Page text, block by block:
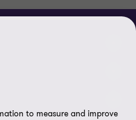
to measure and improve